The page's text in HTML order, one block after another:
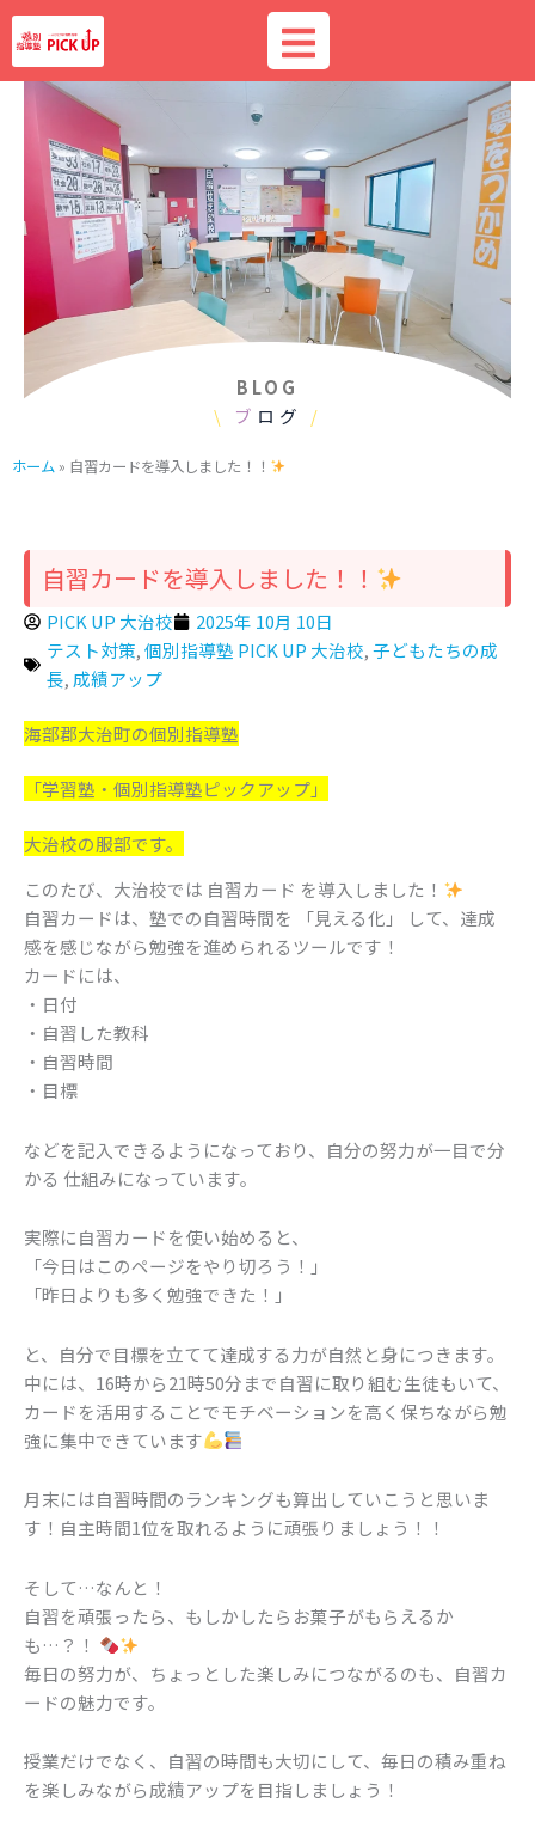
内
容
を
BLOG
\
ブ ログ /
ホーム » 自習カードを導入しました！！
自習カードを導入しました！！
PICK UP 大治校
2025年 10月 10日
テスト対策,個別指導塾 PICK UP 大治校,子どもたちの成
長, 成績アップ
海部郡大治町の個別指導塾
「学習塾・個別指導塾ピックアップ」
大治校の服部です。
このたび、大治校では 自習カード を導入しました！
自習カードは、塾での自習時間を 「見える化」 して、達成
感を感じながら勉強を進められるツールです！
カードには、
・日付
・自習した教科
・自習時間
・目標
などを記入できるようになっており、自分の努力が一目で分
かる 仕組みになっています。
実際に自習カードを使い始めると、
「今日はこのページをやり切ろう！」
「昨日よりも多く勉強できた！」
と、自分で目標を立てて達成する力が自然と身につきます。
中には、16時から21時50分まで自習に取り組む生徒もいて、
カードを活用することでモチベーションを高く保ちながら勉
強に集中できています
月末には自習時間のランキングも算出していこうと思いま
す！自主時間1位を取れるように頑張りましょう！！
そして…なんと！
自習を頑張ったら、もしかしたらお菓子がもらえるか
も…？！
毎日の努力が、ちょっとした楽しみにつながるのも、自習カ
ードの魅力です。
授業だけでなく、自習の時間も大切にして、毎日の積み重ね
を楽しみながら成績アップを目指しましょう！